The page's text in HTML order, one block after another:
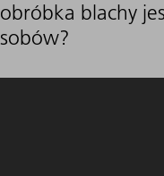
blachy